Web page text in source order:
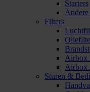
Starters
Filters
Airbox
Airbox
Sturen &